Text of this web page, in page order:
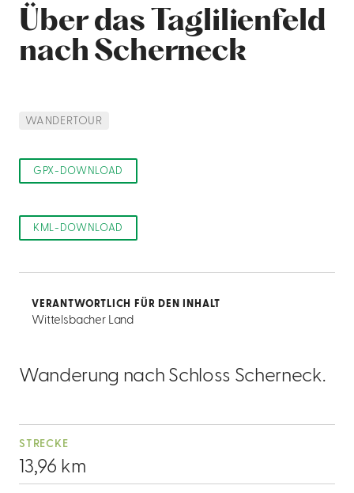
Über das Taglilienfeld
nach Scherneck
Wanderung nach Schloss Scherneck.
STRECKE
13,96 km
WANDERTOUR
GPX-DOWNLOAD
KML-DOWNLOAD
VERANTWORTLICH FÜR DEN INHALT
Wittelsbacher Land